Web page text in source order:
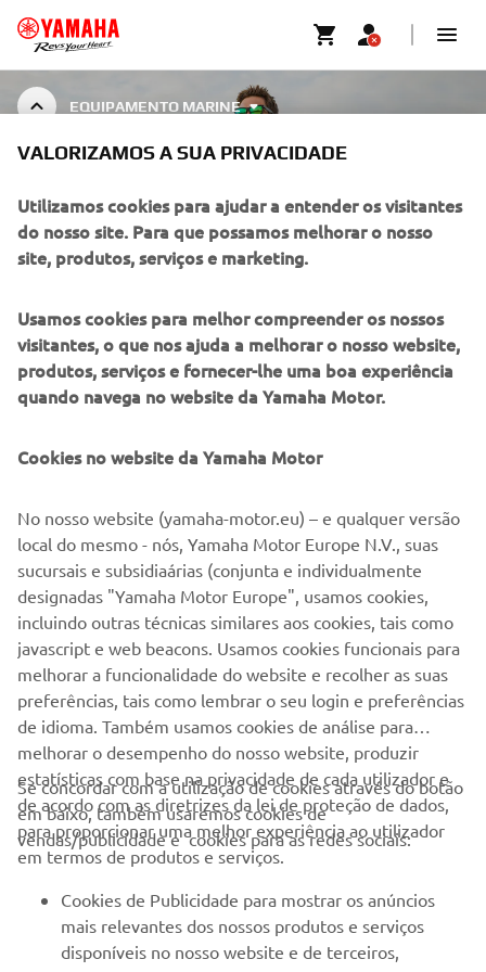
EQUIPAMENTO MARINE
EQUIPAMENTO MARINE
PARA EMPRESAS
NEWSLETTER
Seja o primeiro a saber das últimas ofertas, eventos especiais,
novos lançamentos e muito mais
SUBSCREVER
Leia a nossa Política de Privacidade para saber como processamos
os seus dados pessoais:Politica de Privacidade
VALORIZAMOS A SUA PRIVACIDADE
Utilizamos cookies para ajudar a entender os visitantes
do nosso site. Para que possamos melhorar o nosso
site, produtos, serviços e marketing.
Usamos cookies para melhor compreender os nossos
visitantes, o que nos ajuda a melhorar o nosso website,
produtos, serviços e fornecer-lhe uma boa experiência
quando navega no website da Yamaha Motor.
Cookies no website da Yamaha Motor
No nosso website (yamaha-motor.eu) – e qualquer versão
local do mesmo - nós, Yamaha Motor Europe N.V., suas
sucursais e subsidiaárias (conjunta e individualmente
designadas "Yamaha Motor Europe", usamos cookies,
incluindo outras técnicas similares aos cookies, tais como
javascript e web beacons. Usamos cookies funcionais para
melhorar a funcionalidade do website e recolher as suas
preferências, tais como lembrar o seu login e preferências
de idioma. Também usamos cookies de análise para
melhorar o desempenho do nosso website, produzir
estatísticas com base na privacidade de cada utilizador e
de acordo com as diretrizes da lei de proteção de dados,
para proporcionar uma melhor experiência ao utilizador
em termos de produtos e serviços.
Se concordar com a utilização de cookies através do botão
em baixo, também usaremos cookies de
vendas/publicidade e cookies para as redes sociais:
Cookies de Publicidade para mostrar os anúncios
mais relevantes dos nossos produtos e serviços
disponíveis no nosso website e de terceiros,